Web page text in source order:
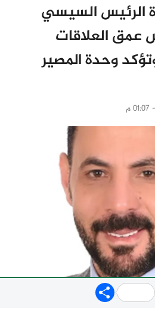
الرئيس السيسي
عمق العلاقات
وحدة المصير
Share